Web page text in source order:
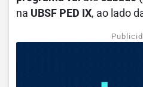
na UBSF PED IX, ao lado